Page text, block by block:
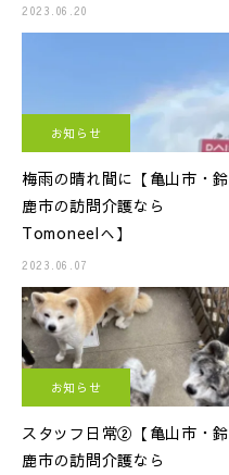
2023.06.20
お知らせ
梅雨の晴れ間に【亀山市・鈴
鹿市の訪問介護なら
Tomoneelへ】
2023.06.07
お知らせ
スタッフ日常②【亀山市・鈴
鹿市の訪問介護なら